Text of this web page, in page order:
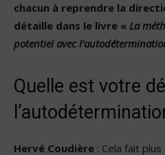
chacun à reprendre la
détaille dans le livre « La
potentiel avec
Quelle est votre
Hervé Coudière : Cela fait